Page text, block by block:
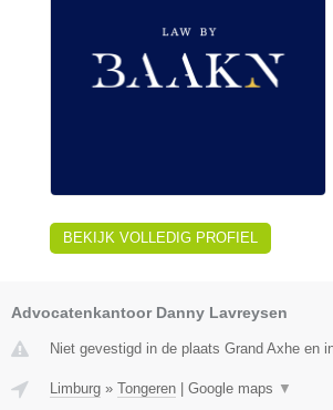
BEKIJK VOLLEDIG PROFIEL
Advocatenkantoor Danny Lavreysen
Niet gevestigd in de plaats Grand Axhe en
Limburg » Tongeren Google maps ▼